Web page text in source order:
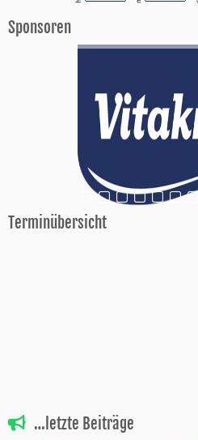
Sponsoren
Terminübersicht
…letzte Beiträge